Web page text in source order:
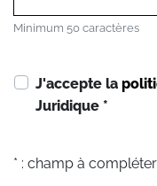
Minimum 50 caractères
J'accepte la
Juridique *
* : champ à compléter